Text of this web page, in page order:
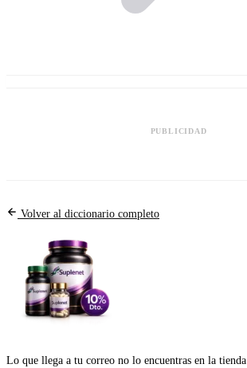
PUBLICIDAD
Volver al diccionario completo
Lo que llega a tu correo no lo encuentras en la tienda